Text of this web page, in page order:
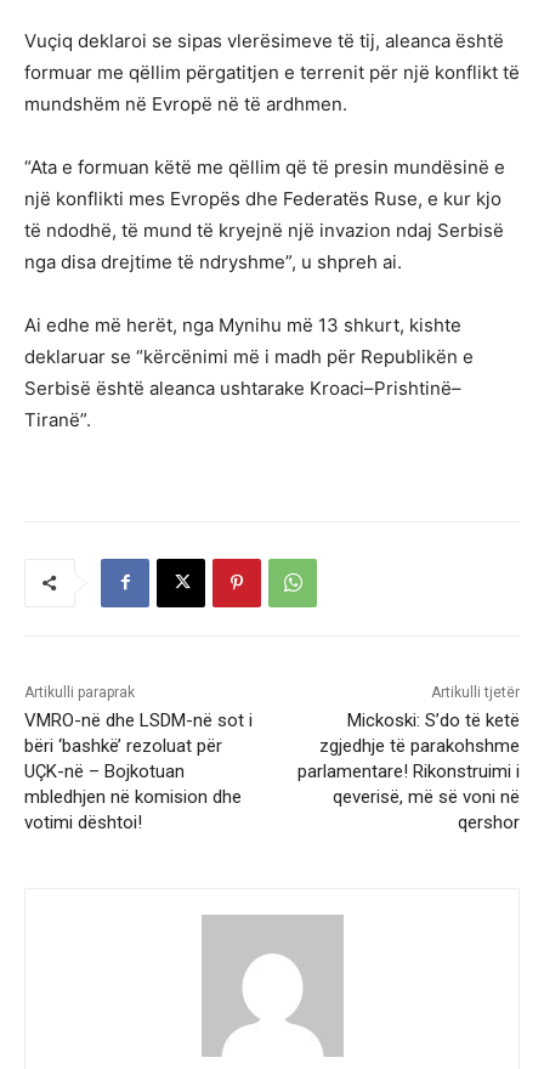
Vuçiq deklaroi se sipas vlerësimeve të tij, aleanca është
formuar me qëllim përgatitjen e terrenit për një konflikt të
mundshëm në Evropë në të ardhmen.
“Ata e formuan këtë me qëllim që të presin mundësinë e
një konflikti mes Evropës dhe Federatës Ruse, e kur kjo
të ndodhë, të mund të kryejnë një invazion ndaj Serbisë
nga disa drejtime të ndryshme”, u shpreh ai.
Ai edhe më herët, nga Mynihu më 13 shkurt, kishte
deklaruar se “kërcënimi më i madh për Republikën e
Serbisë është aleanca ushtarake Kroaci–Prishtinë–
Tiranë”.
Artikulli paraprak
VMRO-në dhe LSDM-në sot i
bëri ‘bashkë’ rezoluat për
UÇK-në – Bojkotuan
mbledhjen në komision dhe
votimi dështoi!
Artikulli tjetër
Mickoski: S’do të ketë
zgjedhje të parakohshme
parlamentare! Rikonstruimi i
qeverisë, më së voni në
qershor